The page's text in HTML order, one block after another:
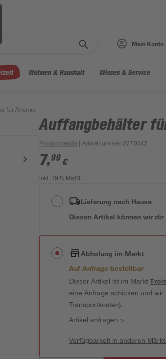
Mein Konto
Wohnen & Haushalt Wissen & Service
für Artemio
Auffangbehälter
Produktdetails | Artikelnummer: 2770542
7,99 €
inkl. 19% MwSt.
Lieferung nach Hause
Diesen Artikel können wir
Abholung im Markt
Auf Anfrage bestellbar
Dieser Artikel ist im Markt
eine Anfrage schicken und
Transportkosten).
Artikel anfragen >
Verfügbarkeit in anderen